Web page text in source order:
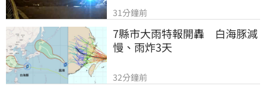
31分鐘前
7縣市大雨特報開轟　白海豚減
慢、雨炸3天
32分鐘前